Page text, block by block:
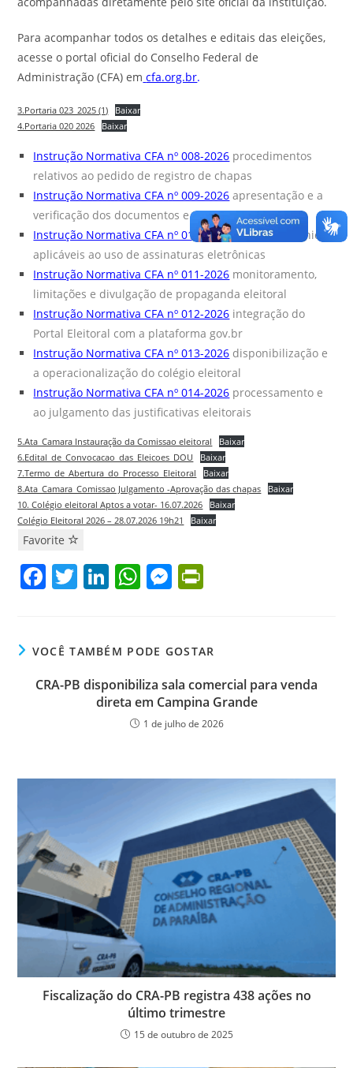
Para acompanhar todos os detalhes e editais das eleições,
acesse o portal oficial do Conselho Federal de
Administração (CFA) em cfa.org.br.
3.Portaria 023_2025 (1)
Baixar
4.Portaria 020 2026
Baixar
Instrução Normativa CFA nº 008-2026 procedimentos
relativos ao pedido de registro de chapas
Instrução Normativa CFA nº 009-2026 apresentação e a
verificação dos documentos e certidões
Instrução Normativa CFA nº 010-2026 requisitos técnicos
aplicáveis ao uso de assinaturas eletrônicas
Instrução Normativa CFA nº 011-2026 monitoramento,
limitações e divulgação de propaganda eleitoral
Instrução Normativa CFA nº 012-2026 integração do
Portal Eleitoral com a plataforma gov.br
Instrução Normativa CFA nº 013-2026 disponibilização e
a operacionalização do colégio eleitoral
Instrução Normativa CFA nº 014-2026 processamento e
ao julgamento das justificativas eleitorais
5.Ata_Camara Instauração da Comissao eleitoral
Baixar
6.Edital_de_Convocacao_das_Eleicoes_DOU
Baixar
7.Termo_de_Abertura_do_Processo_Eleitoral
Baixar
8.Ata_Camara_Comissao Julgamento -Aprovação das chapas
Baixar
10. Colégio eleitoral Aptos a votar- 16.07.2026
Baixar
Colégio Eleitoral 2026 – 28.07.2026 19h21
Baixar
Favorite
F
e
b
T
er
Li
e
dI
n
W
s
A
p
p
M
e
n
g
er
ri
e
n
dl
VOCÊ TAMBÉM PODE GOSTAR
CRA-PB disponibiliza sala comercial para venda
direta em Campina Grande
1 de julho de 2026
Fiscalização do CRA-PB registra 438 ações no
último trimestre
15 de outubro de 2025